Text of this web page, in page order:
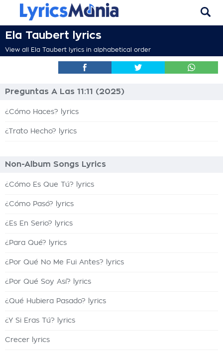
Ela Taubert lyrics
View all Ela Taubert lyrics in alphabetical order
Preguntas A Las 11:11 (2025)
¿Cómo Haces? lyrics
¿Trato Hecho? lyrics
Non-Album Songs Lyrics
¿Cómo Es Que Tú? lyrics
¿Cómo Pasó? lyrics
¿Es En Serio? lyrics
¿Para Qué? lyrics
¿Por Qué No Me Fui Antes? lyrics
¿Por Qué Soy Así? lyrics
¿Qué Hubiera Pasado? lyrics
¿Y Si Eras Tú? lyrics
Crecer lyrics